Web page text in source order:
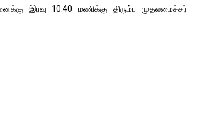
இரவு 10.40 மணிக்கு திரும்ப முதலமைச்சர்